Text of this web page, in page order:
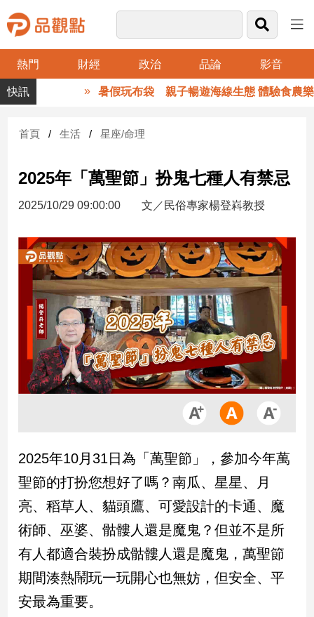
熱門 財經 政治 品論 影音
品
觀
財
台
財
新
聞
經/
股
產
點
政
治
政
焦
點
品
觀
暑假玩布袋 親子暢遊海線生態 體驗食農樂趣
首頁 生活 星座/命理
2025年「萬聖節」扮鬼七種人有禁忌
2025/10/29 09:00:00 文／民俗專家楊登嵙教授
2025年10月31日為「萬聖節」，參加今年萬
聖節的打扮您想好了嗎？南瓜、星星、月
亮、稻草人、貓頭鷹、可愛設計的卡通、魔
術師、巫婆、骷髏人還是魔鬼？但並不是所
有人都適合裝扮成骷髏人還是魔鬼，萬聖節
期間湊熱鬧玩一玩開心也無妨，但安全、平
安最為重要。